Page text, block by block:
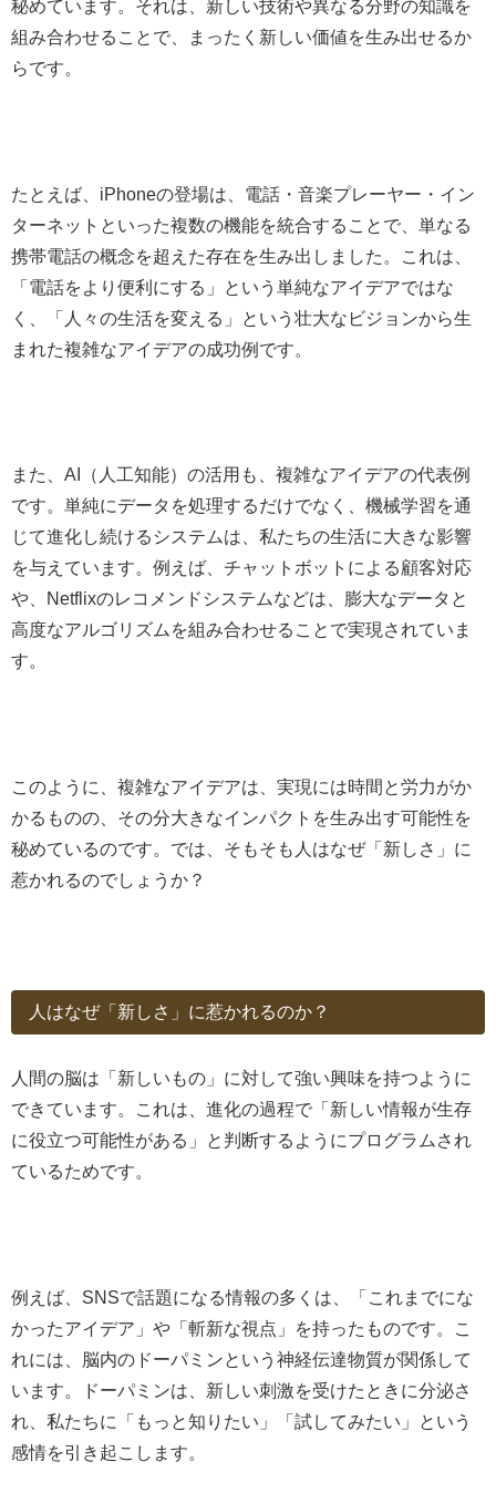
秘めています。それは、新しい技術や異なる分野の知識を
組み合わせることで、まったく新しい価値を生み出せるか
らです。
たとえば、iPhoneの登場は、電話・音楽プレーヤー・イン
ターネットといった複数の機能を統合することで、単なる
携帯電話の概念を超えた存在を生み出しました。これは、
「電話をより便利にする」という単純なアイデアではな
く、「人々の生活を変える」という壮大なビジョンから生
まれた複雑なアイデアの成功例です。
また、AI（人工知能）の活用も、複雑なアイデアの代表例
です。単純にデータを処理するだけでなく、機械学習を通
じて進化し続けるシステムは、私たちの生活に大きな影響
を与えています。例えば、チャットボットによる顧客対応
や、Netflixのレコメンドシステムなどは、膨大なデータと
高度なアルゴリズムを組み合わせることで実現されていま
す。
このように、複雑なアイデアは、実現には時間と労力がか
かるものの、その分大きなインパクトを生み出す可能性を
秘めているのです。では、そもそも人はなぜ「新しさ」に
惹かれるのでしょうか？
人はなぜ「新しさ」に惹かれるのか？
人間の脳は「新しいもの」に対して強い興味を持つように
できています。これは、進化の過程で「新しい情報が生存
に役立つ可能性がある」と判断するようにプログラムされ
ているためです。
例えば、SNSで話題になる情報の多くは、「これまでにな
かったアイデア」や「斬新な視点」を持ったものです。こ
れには、脳内のドーパミンという神経伝達物質が関係して
います。ドーパミンは、新しい刺激を受けたときに分泌さ
れ、私たちに「もっと知りたい」「試してみたい」という
感情を引き起こします。